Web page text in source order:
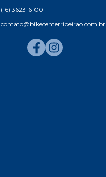
(16) 3623-6100
contato@bikecenterribeirao.com.br